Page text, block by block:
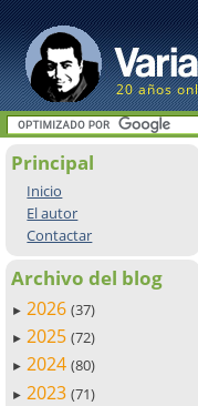
20 años
Principal
Inicio
El autor
Contactar
Archivo del blog
► 2026 (37)
► 2025 (72)
► 2024 (80)
► 2023 (71)